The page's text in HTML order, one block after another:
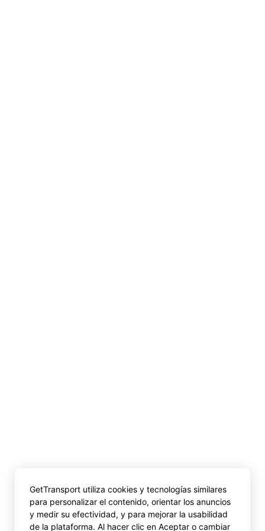
GetTransport utiliza cookies y tecnologías similares
para personalizar el contenido, orientar los anuncios
y medir su efectividad, y para mejorar la usabilidad
de la plataforma. Al hacer clic en Aceptar o cambiar